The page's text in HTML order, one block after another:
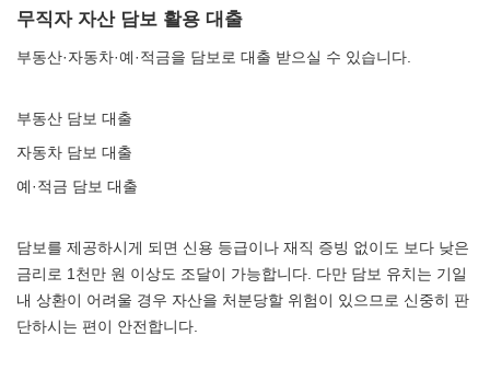
무직자 자산 담보 활용 대출
부동산·자동차·예·적금을 담보로 대출 받으실 수 있습니다.
부동산 담보 대출
자동차 담보 대출
예·적금 담보 대출
담보를 제공하시게 되면 신용 등급이나 재직 증빙 없이도 보다 낮은
금리로 1천만 원 이상도 조달이 가능합니다. 다만 담보 유치는 기일
내 상환이 어려울 경우 자산을 처분당할 위험이 있으므로 신중히 판
단하시는 편이 안전합니다.